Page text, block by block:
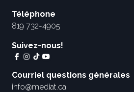
Téléphone
819 732-4905
Suivez-nous!
Courriel questions générales
info@mediat.ca